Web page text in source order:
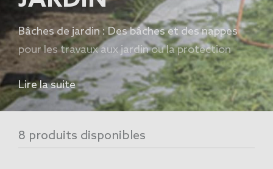
Bâches de jardin : Des bâches et des nappes
pour les travaux aux jardin ou la protection
diverses de matériels.
Lire la suite
8 produits disponibles